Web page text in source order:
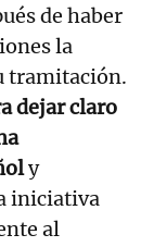
de haber
la
tramitación.
dejar claro
y
iniciativa
al